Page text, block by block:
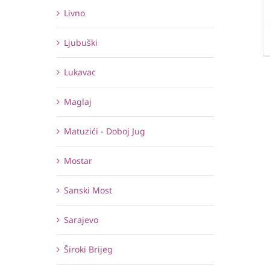
Livno
Ljubuški
Lukavac
Maglaj
Matuzići - Doboj Jug
Mostar
Sanski Most
Sarajevo
Široki Brijeg